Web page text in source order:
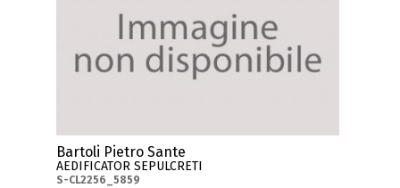
Bartoli Pietro Sante
AEDIFICATOR SEPULCRETI
S-CL2256_5859